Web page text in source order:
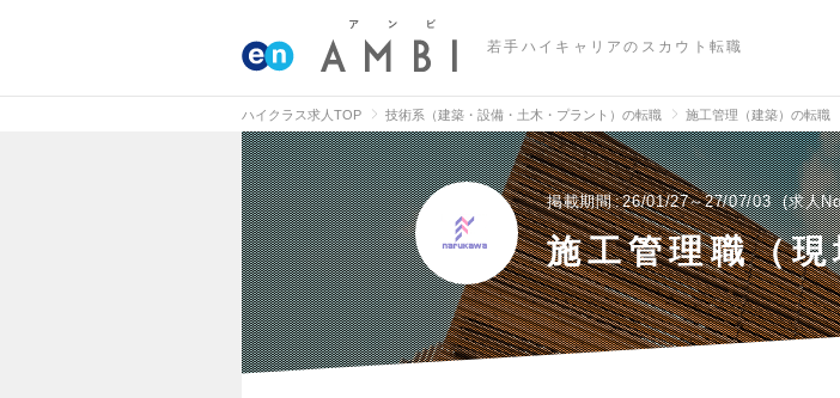
若手ハイキャリアのスカウト転職
ハイクラス求人TOP 技術系（建築・設備・土木・プラント）の転職 施工管理（建築）の転職
掲載期間 26/01/27～27/07/03 求人
施工管理職（